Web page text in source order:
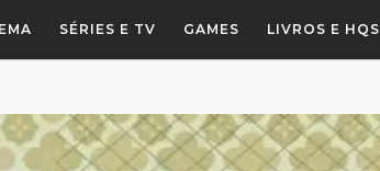
SÉRIES E TV GAMES LIVROS E HQS